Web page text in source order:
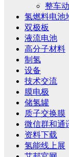
整车
氢燃料电池
双极板
液流电池
高分子材料
制氢
设备
技术交流
膜电极
储氢罐
质子交换膜
微信群和通
资料下载
氢能线上展